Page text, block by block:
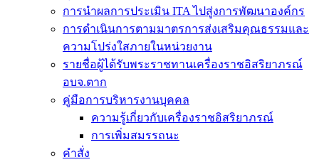
การนำผลการประเมิน ITA ไปสู่งการพัฒนาองค์กร
การดำเนินการตามมาตรการส่งเสริมคุณธรรมและ
ความโปร่งใสภายในหน่วยงาน
รายชื่อผู้ได้รับพระราชทานเครื่องราชอิสริยาภรณ์
อบจ.ตาก
คู่มือการบริหารงานบุคคล
ความรู้เกี่ยวกับเครื่องราชอิสริยาภรณ์
การเพิ่มสมรรถนะ
คำสั่ง